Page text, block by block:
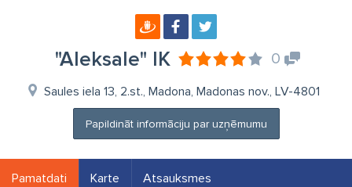
"Aleksale" IK 0
Saules iela 13, 2.st., Madona, Madonas nov., LV-4801
Papildināt informāciju par uzņēmumu
Pamatdati Karte Atsauksmes